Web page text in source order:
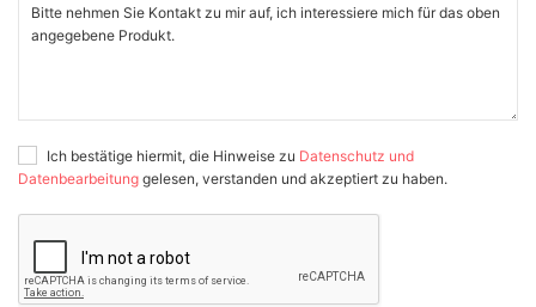
Ich bestätige hiermit, die Hinweise zu Datenschutz und
Datenbearbeitung gelesen, verstanden und akzeptiert zu haben.